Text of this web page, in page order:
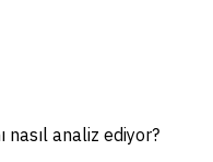
nasıl analiz ediyor?